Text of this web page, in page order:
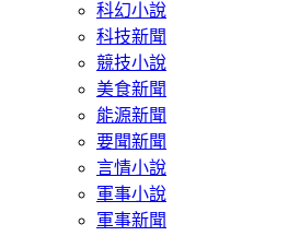
科幻小說
科技新聞
競技小說
美食新聞
能源新聞
要聞新聞
言情小說
軍事小說
軍事新聞